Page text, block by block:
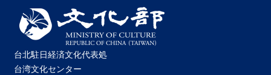
台北駐日経済文化代表処
台湾文化センター